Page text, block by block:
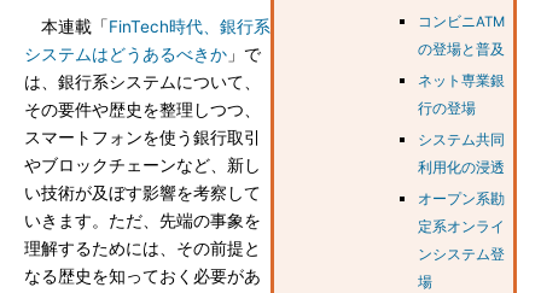
コンビニATM
の登場と普及
ネット専業銀
行の登場
システム共同
利用化の浸透
オープン系勘
定系オンライ
ンシステム登
場
本連載「FinTech時代、銀行系
システムはどうあるべきか 」で
は、銀行系システムについて、
その要件や歴史を整理しつつ、
スマートフォンを使う銀行取引
やブロックチェーンなど、新し
い技術が及ぼす影響を考察して
いきます。ただ、先端の事象を
理解するためには、その前提と
なる歴史を知っておく必要があ